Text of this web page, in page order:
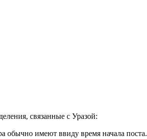
связанные с Уразой:
обычно имеют ввиду время начала поста.